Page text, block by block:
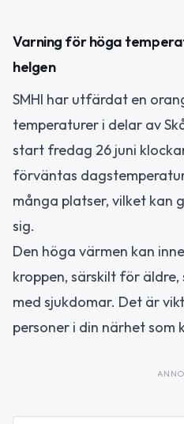
Varning för höga
helgen
SMHI har utfärdat en
temperaturer i delar av
start fredag 26 juni
förväntas
många platser, vilket kan
sig.
Den höga värmen kan
kroppen, särskilt för
med sjukdomar. Det är
personer i din närhet som